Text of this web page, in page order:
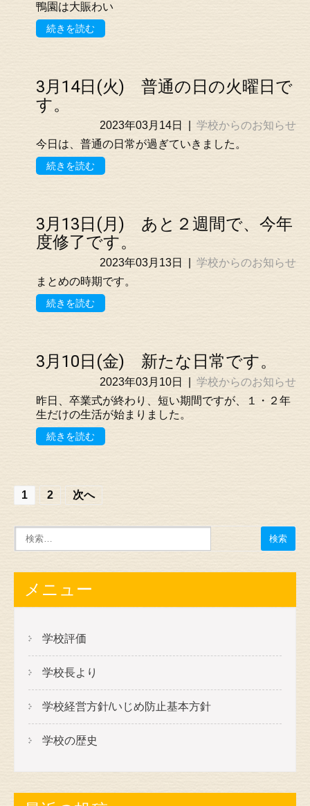
鴨園は大賑わい
続きを読む
3月14日(火) 普通の日の火曜日で
す。
2023年03月14日
学校からのお知らせ
今日は、普通の日常が過ぎていきました。
続きを読む
3月13日(月) あと２週間で、今年
度修了です。
2023年03月13日
学校からのお知らせ
まとめの時期です。
続きを読む
3月10日(金) 新たな日常です。
2023年03月10日
学校からのお知らせ
昨日、卒業式が終わり、短い期間ですが、１・２年
生だけの生活が始まりました。
続きを読む
投
稿
の
ビ
ゲ
ー
シ
ョ
ン
1 2 次へ
メニュー
学校評価
学校長より
学校経営方針/いじめ防止基本方針
学校の歴史